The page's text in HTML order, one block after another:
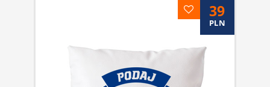
39
PLN